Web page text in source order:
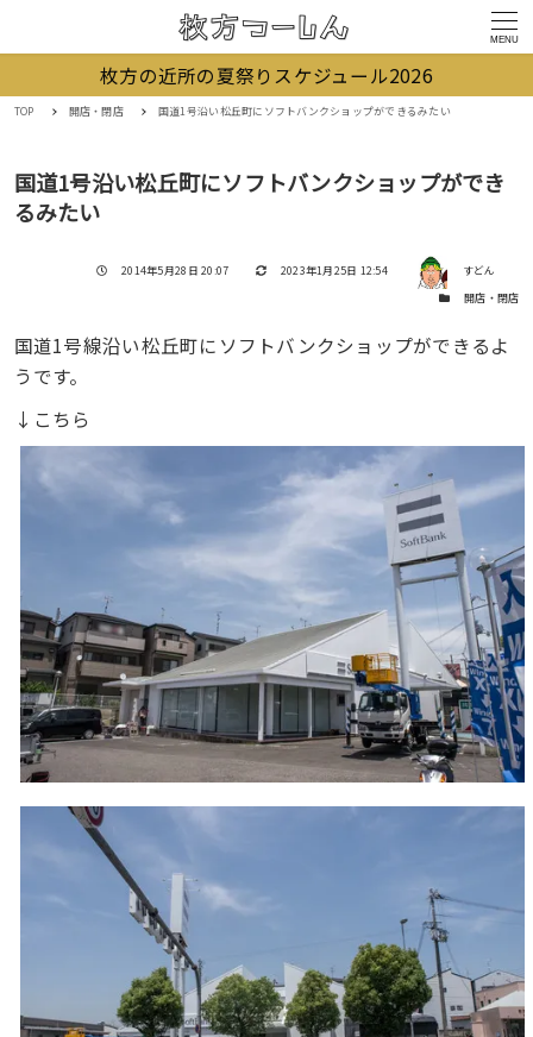
MENU
枚方の近所の夏祭りスケジュール2026
TOP 開店・閉店 国道1号沿い松丘町にソフトバンクショップができるみたい
国道1号沿い松丘町にソフトバンクショップができ
るみたい
投稿日
2014年5月28日 20:07 更新日
2023年1月25日 12:54 著者
すどん
カテゴリー開店・閉店
国道1号線沿い松丘町にソフトバンクショップができるよ
うです。
↓こちら